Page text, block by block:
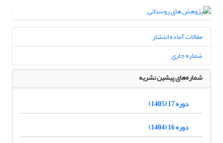
مقالات آماده انتشار
شماره جاری
شماره‌های پیشین نشریه
دوره 17 (1405)
دوره 16 (1404)